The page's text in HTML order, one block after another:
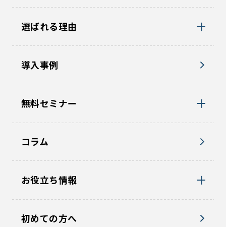
選ばれる理由
導入事例
無料セミナー
コラム
お役立ち情報
初めての方へ